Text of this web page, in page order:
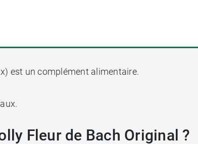
est un complément alimentaire.
Fleur de Bach Original ?